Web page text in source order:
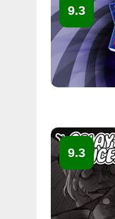
9.3
9.3